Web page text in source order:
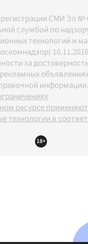
СМИ Эл №
службой по
технологий и
за
информации.
ресурсе
технологии в
18+